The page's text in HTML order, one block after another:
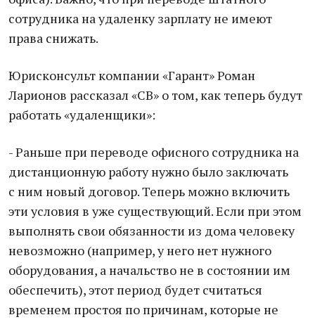
сотрудника на удаленку зарплату не имеют
права снижать.
Юрисконсульт компании «Гарант» Роман
Ларионов рассказал «СВ» о том, как теперь будут
работать «удаленщики»:
- Раньше при переводе офисного сотрудника на
дистанционную работу нужно было заключать
с ним новый договор. Теперь можно включить
эти условия в уже существующий. Если при этом
выполнять свои обязанности из дома человеку
невозможно (например, у него нет нужного
оборудования, а начальство не в состоянии им
обеспечить), этот период будет считаться
временем простоя по причинам, которые не